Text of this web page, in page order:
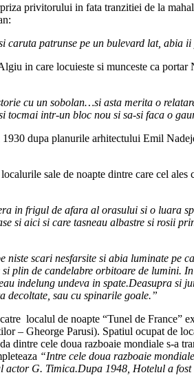
privitorului in fata tranzitiei de la
caruta patrunse pe un bulevard lat,
in care locuieste si munceste ca
cu un sobolan…si asta merita o
tocmai intr-un bloc nou si sa-si faca o
dupa planurile arhitectului Emil
sale de noapte dintre care cel
in frigul de afara al orasului si o luara
si aici si care tasneau albastre si rosii
scari nesfarsite si abia luminate pe
plin de candelabre orbitoare de lumini.
indelung undeva in spate.Deasupra si
decoltate, sau cu spinarile goale.”
localul de noapte “Tunel de
– Gheorge Parusi). Spatiul ocupat de
dintre cele doua razboaie mondiale s-a
“Intre cele doua razboaie
actor G. Timica.Dupa 1948, Hotelul a